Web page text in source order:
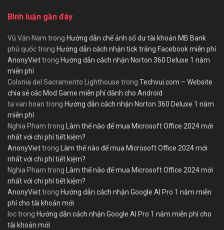
Bình luận gần đây
Vũ Văn Nam trong Hướng dẫn chế ảnh số dư tài khoản MB Bank
phú quốctrong Hướng dẫn cách nhận tick trắng Facebook miễn phí
AnonyViettrong Hướng dẫn cách nhận Norton 360 Deluxe 1 năm
miễn phí
Colonia del Sacramento Lighthouse trong Techvui.com – Website
chia sẻ các Mod Game miễn phí dành cho Android
ta van hoan trong Hướng dẫn cách nhận Norton 360 Deluxe 1 năm
miễn phí
Nghia Pham trong Làm thế nào để mua Microsoft Office 2024 mới
nhất với chi phí tiết kiệm?
AnonyViettrong Làm thế nào để mua Microsoft Office 2024 mới
nhất với chi phí tiết kiệm?
Nghia Pham trong Làm thế nào để mua Microsoft Office 2024 mới
nhất với chi phí tiết kiệm?
AnonyViettrong Hướng dẫn cách nhận Google AI Pro 1 năm miễn
phí cho tài khoản mới
loctrong Hướng dẫn cách nhận Google AI Pro 1 năm miễn phí cho
tài khoản mới